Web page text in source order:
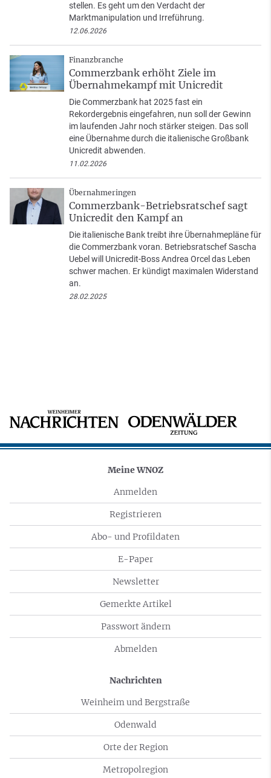
stellen. Es geht um den Verdacht der
Marktmanipulation und Irreführung.
12.06.2026
Finanzbranche
Commerzbank erhöht Ziele im
Übernahmekampf mit Unicredit
Die Commerzbank hat 2025 fast ein
Rekordergebnis eingefahren, nun soll der Gewinn
im laufenden Jahr noch stärker steigen. Das soll
eine Übernahme durch die italienische Großbank
Unicredit abwenden.
11.02.2026
Übernahmeringen
Commerzbank-Betriebsratschef sagt
Unicredit den Kampf an
Die italienische Bank treibt ihre Übernahmepläne für
die Commerzbank voran. Betriebsratschef Sascha
Uebel will Unicredit-Boss Andrea Orcel das Leben
schwer machen. Er kündigt maximalen Widerstand
an.
28.02.2025
Meine WNOZ
Anmelden
Registrieren
Abo- und Profildaten
E-Paper
Newsletter
Gemerkte Artikel
Passwort ändern
Abmelden
Nachrichten
Weinheim und Bergstraße
Odenwald
Orte der Region
Metropolregion